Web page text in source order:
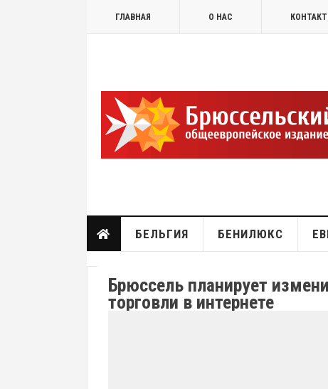
ГЛАВНАЯ О НАС
БЕЛЬГИЯ БЕНИЛЮКС
Брюссель планирует
торговли в интернете